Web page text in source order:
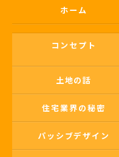
ホーム
コンセプト
土地の話
住宅業界の秘密
パッシブデザイン